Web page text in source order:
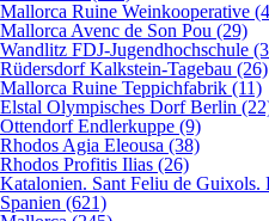
Mallorca Ruine Weinkooperative
Mallorca Avenc de Son Pou (29)
Wandlitz FDJ-Jugendhochschule
Rüdersdorf Kalkstein-Tagebau (26)
Mallorca Ruine Teppichfabrik (11)
Elstal Olympisches Dorf Berlin
Ottendorf Endlerkuppe (9)
Rhodos Agia Eleousa (38)
Rhodos Profitis Ilias (26)
Katalonien. Sant Feliu de Guixols.
Spanien (621)